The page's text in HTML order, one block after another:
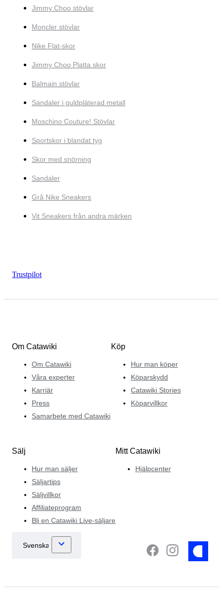
Jimmy Choo stövlar
Moncler stövlar
Nike Flat-skor
Jimmy Choo Platta skor
Balmain stövlar
Sandaler i guldpläterad metall
Moschino Couture! Stövlar
Sportskor i blandat tyg
Skor med snörning
Sandaler
Grå Nike Sneakers
Vit Sneakers från andra märken
Trustpilot
Om Catawiki
Om Catawiki
Våra experter
Karriär
Press
Samarbete med Catawiki
Köp
Hur man köper
Köparskydd
Catawiki Stories
Köparvillkor
Sälj
Hur man säljer
Säljartips
Säljvillkor
Affiliateprogram
Bli en Catawiki Live-säljare
Mitt Catawiki
Hjälpcenter